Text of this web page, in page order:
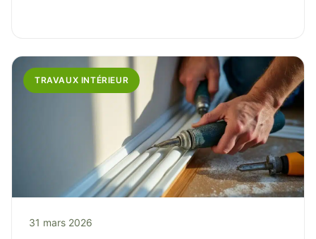
TRAVAUX INTÉRIEUR
31 mars 2026